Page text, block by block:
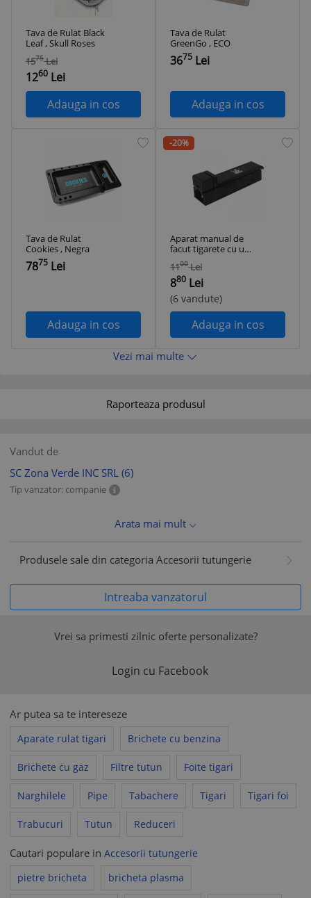
Tava de Rulat Black
Leaf , Skull Roses
1575 Lei
1260 Lei
Adauga in cos
Tava de Rulat
GreenGo , ECO
3675 Lei
Adauga in cos
Tava de Rulat
Cookies , Negra
7875 Lei
Adauga in cos
-20%
Aparat manual de
facut tigarete cu un
injector
1100 Lei
880 Lei
(6 vandute)
Adauga in cos
Vezi mai multe
Raporteaza produsul
Vandut de
SC Zona Verde INC SRL (6)
Tip vanzator: companie
Arata mai mult
Produsele sale din categoria Accesorii tutungerie
Intreaba vanzatorul
Vrei sa primesti zilnic oferte personalizate?
Login cu Facebook
Ar putea sa te intereseze
Aparate rulat tigari Brichete cu benzina
Brichete cu gaz Filtre tutun Foite tigari
Narghilele Pipe Tabachere Tigari Tigari foi
Trabucuri Tutun Reduceri
Cautari populare in Accesorii tutungerie
pietre bricheta
bricheta plasma